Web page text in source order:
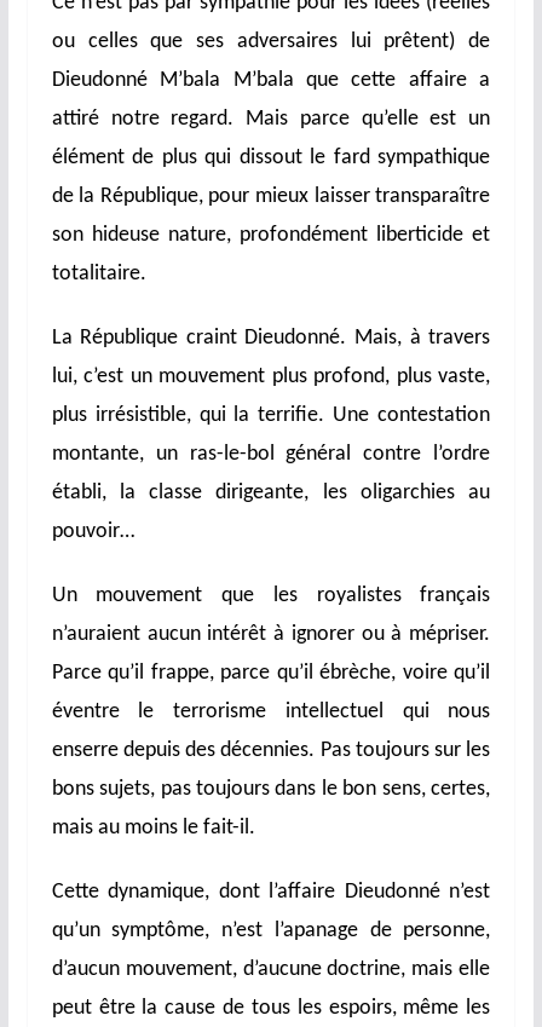
ou celles que ses adversaires lui prêtent) de
Dieudonné M’bala M’bala que cette affaire a
attiré notre regard. Mais parce qu’elle est un
élément de plus qui dissout le fard sympathique
de la République, pour mieux laisser transparaître
son hideuse nature, profondément liberticide et
totalitaire.
La République craint Dieudonné. Mais, à travers
lui, c’est un mouvement plus profond, plus vaste,
plus irrésistible, qui la terrifie. Une contestation
montante, un ras-le-bol général contre l’ordre
établi, la classe dirigeante, les oligarchies au
pouvoir…
Un mouvement que les royalistes français
n’auraient aucun intérêt à ignorer ou à mépriser.
Parce qu’il frappe, parce qu’il ébrèche, voire qu’il
éventre le terrorisme intellectuel qui nous
enserre depuis des décennies. Pas toujours sur les
bons sujets, pas toujours dans le bon sens, certes,
mais au moins le fait-il.
Cette dynamique, dont l’affaire Dieudonné n’est
qu’un symptôme, n’est l’apanage de personne,
d’aucun mouvement, d’aucune doctrine, mais elle
peut être la cause de tous les espoirs, même les